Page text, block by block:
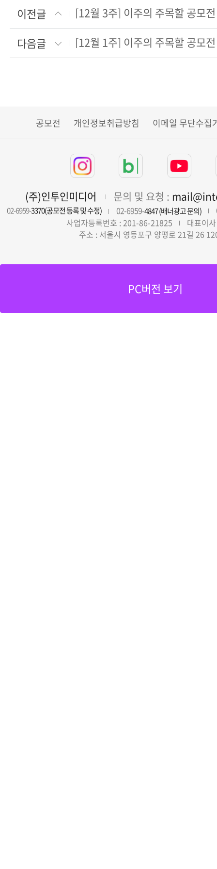
이전글
[12월 3주] 이주의 주목할 공모전
다음글
[12월 1주] 이주의 주목할 공모전
공모전 개인정보취급방침 이메일 무단수집
(주)인투인미디어 문의 및 요청 :
02-6959-3370(공모전 등록 및 수정) 02-6959-4847 (배너광고 문의)
사업자등록번호 : 201-86-21825
대표이
주소 : 서울시 영등포구 양평로 21길 26
PC버전 보기